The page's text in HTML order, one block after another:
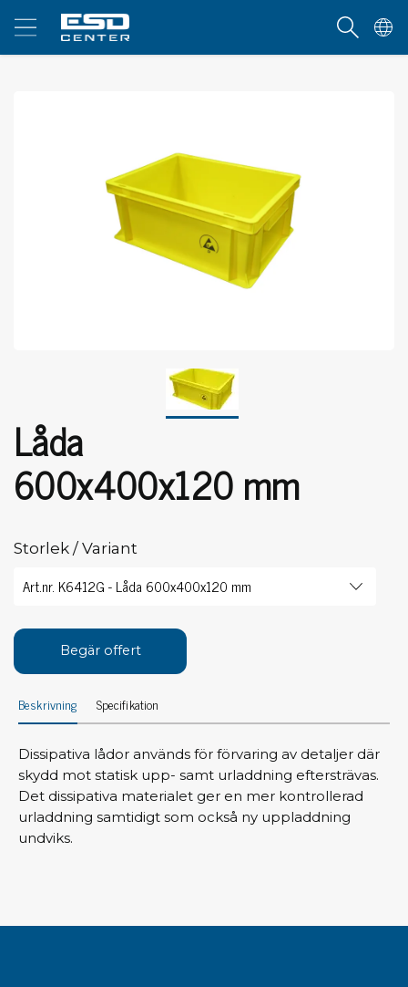
Låda
600x400x120 mm
Storlek / Variant
Begär offert
Beskrivning Specifikation
Dissipativa lådor används för förvaring av detaljer där
skydd mot statisk upp- samt urladdning eftersträvas.
Det dissipativa materialet ger en mer kontrollerad
urladdning samtidigt som också ny uppladdning
undviks.